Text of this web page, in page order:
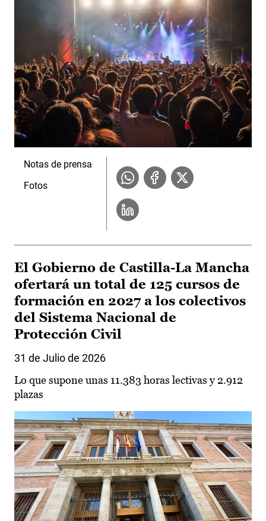
Notas de prensa
Fotos
El Gobierno de Castilla-La Mancha
ofertará un total de 125 cursos de
formación en 2027 a los colectivos
del Sistema Nacional de
Protección Civil
31 de Julio de 2026
Lo que supone unas 11.383 horas lectivas y 2.912
plazas